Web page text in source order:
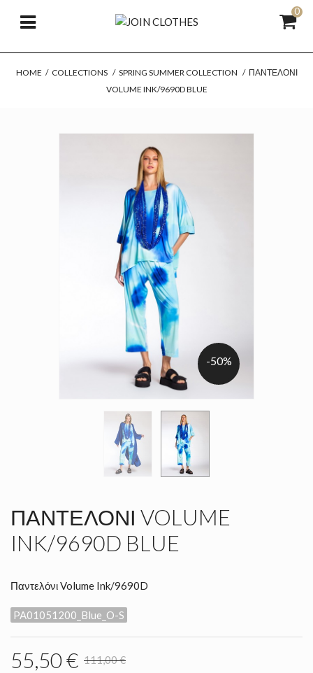
0
HOME / COLLECTIONS / SPRING SUMMER COLLECTION / ΠΑΝΤΕΛΌΝΙ
VOLUME INK/9690D BLUE
-50%
ΠΑΝΤΕΛΌΝΙ VOLUME
INK/9690D BLUE
Παντελόνι Volume Ink/9690D
PA01051200_Blue_O-S
55,50 € 111,00 €